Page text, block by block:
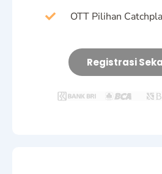
OTT Pilihan
Registrasi